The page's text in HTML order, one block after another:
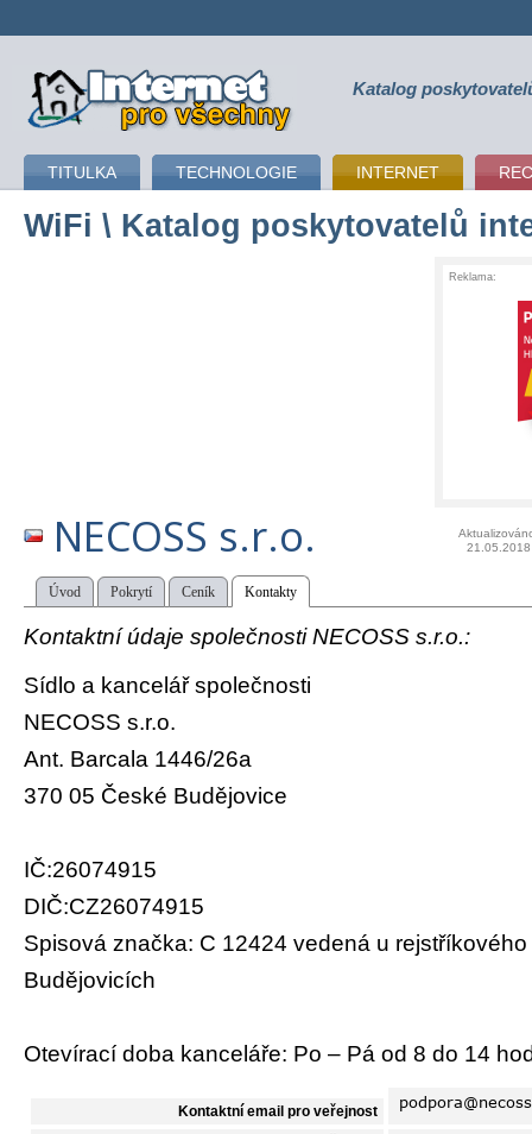
připojení k internetu Katalog
TITULKA TECHNOLOGIE INTERNET
WiFi \ Katalog poskytovatelů
Reklama:
NECOSS s.r.o.
21.05.2018
Úvod Pokrytí Ceník Kontakty
Kontaktní údaje společnosti NECOSS s.r.o.:
Sídlo a kancelář společnosti
NECOSS s.r.o.
Ant. Barcala 1446/26a
370 05 České Budějovice
IČ:26074915
DIČ:CZ26074915
Spisová značka: C 12424 vedená u
Budějovicích
Otevírací doba kanceláře: Po – Pá od 8 do 14
Kontaktní email pro veřejnost